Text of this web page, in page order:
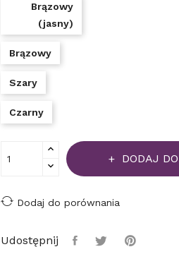
Brązowy
(jasny)
Brązowy
Szary
Czarny
DODAJ
Dodaj do porównania
Udostępnij